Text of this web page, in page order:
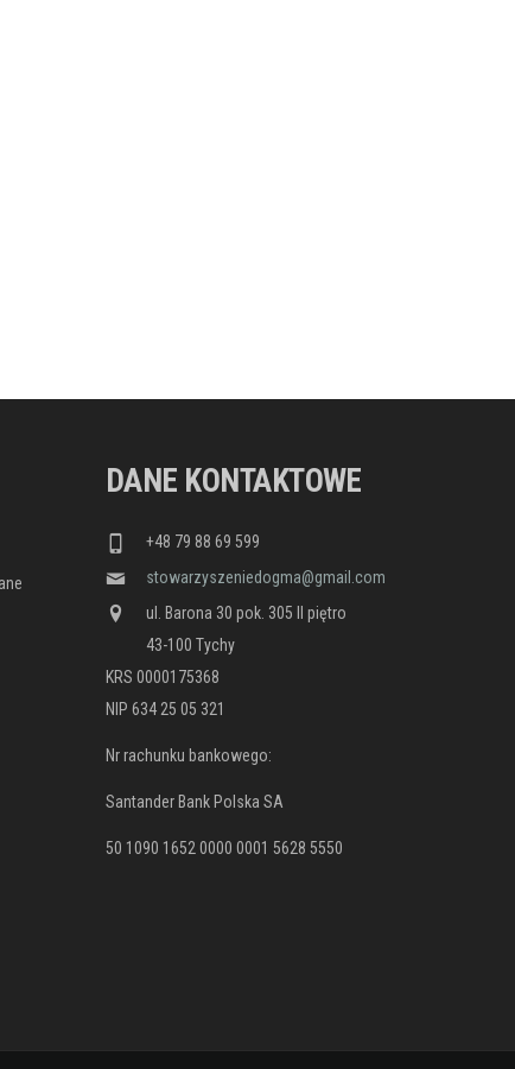
DANE KONTAKTOWE
+48 79 88 69 599
stowarzyszeniedogma@gmail.com
ul. Barona 30 pok. 305 II piętro
43-100 Tychy
KRS 0000175368
NIP 634 25 05 321
Nr rachunku bankowego:
Santander Bank Polska SA
50 1090 1652 0000 0001 5628 5550